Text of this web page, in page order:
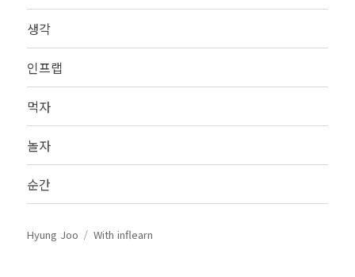
생각
인프랩
먹자
놀자
순간
Hyung Joo With inflearn